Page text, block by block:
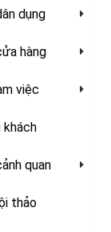
dụng
hàng
việc
khách
quan
thảo